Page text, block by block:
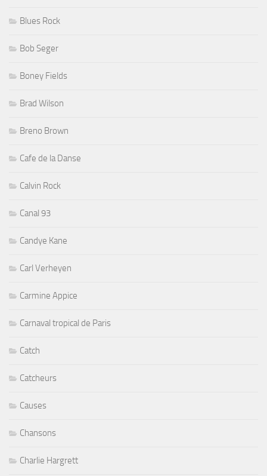
Blues Rock
Bob Seger
Boney Fields
Brad Wilson
Breno Brown
Cafe de la Danse
Calvin Rock
Canal 93
Candye Kane
Carl Verheyen
Carmine Appice
Carnaval tropical de Paris
Catch
Catcheurs
Causes
Chansons
Charlie Hargrett